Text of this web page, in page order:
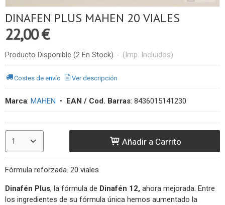
DINAFEN PLUS MAHEN 20 VIALES
22,00 €
Producto Disponible (2 En Stock) - (Imp. Incluidos)
Costes de envío Ver descripción
Marca: MAHEN • EAN / Cod. Barras: 8436015141230
Añadir a Carrito
Fórmula reforzada. 20 viales
Dinafén Plus, la fórmula de Dinafén 12, ahora mejorada. Entre
los ingredientes de su fórmula única hemos aumentado la